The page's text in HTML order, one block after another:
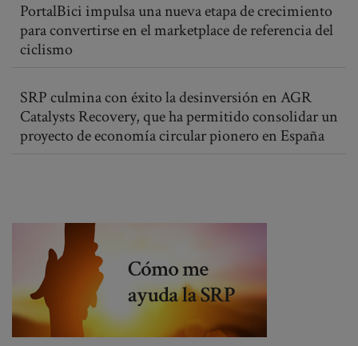
PortalBici impulsa una nueva etapa de crecimiento
para convertirse en el marketplace de referencia del
ciclismo
SRP culmina con éxito la desinversión en AGR
Catalysts Recovery, que ha permitido consolidar un
proyecto de economía circular pionero en España